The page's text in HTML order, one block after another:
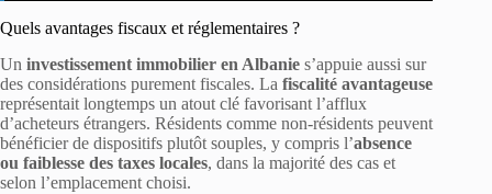
Quels avantages fiscaux et réglementaires ?
Un investissement immobilier en Albanie s’appuie aussi sur
des considérations purement fiscales. La fiscalité avantageuse
représentait longtemps un atout clé favorisant l’afflux
d’acheteurs étrangers. Résidents comme non-résidents peuvent
bénéficier de dispositifs plutôt souples, y compris l’absence
ou faiblesse des taxes locales, dans la majorité des cas et
selon l’emplacement choisi.